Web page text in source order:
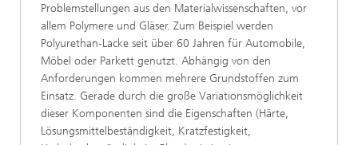
Problemstellungen aus den Materialwissenschaften, vor
allem Polymere und Gläser. Zum Beispiel werden
Polyurethan-Lacke seit über 60 Jahren für Automobile,
Möbel oder Parkett genutzt. Abhängig von den
Anforderungen kommen mehrere Grundstoffen zum
Einsatz. Gerade durch die große Variationsmöglichkeit
dieser Komponenten sind die Eigenschaften (Härte,
Lösungsmittelbeständigkeit, Kratzfestigkeit,